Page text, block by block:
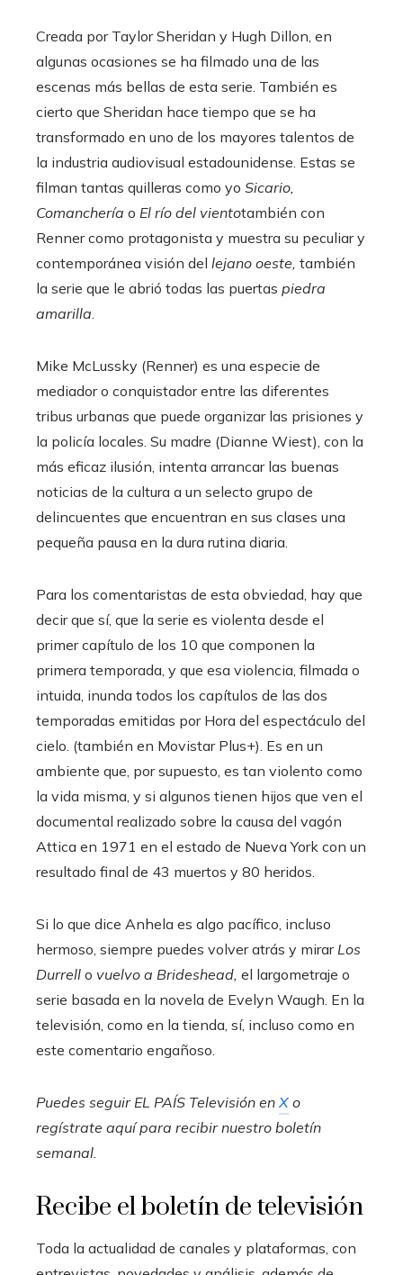
Creada por Taylor Sheridan y Hugh Dillon, en
algunas ocasiones se ha filmado una de las
escenas más bellas de esta serie. También es
cierto que Sheridan hace tiempo que se ha
transformado en uno de los mayores talentos de
la industria audiovisual estadounidense. Estas se
filman tantas quilleras como yo Sicario,
Comanchería o El río del vientotambién con
Renner como protagonista y muestra su peculiar y
contemporánea visión del lejano oeste, también
la serie que le abrió todas las puertas piedra
amarilla
Mike McLussky (Renner) es una especie de
mediador o conquistador entre las diferentes
tribus urbanas que puede organizar las prisiones y
la policía locales. Su madre (Dianne Wiest), con la
más eficaz ilusión, intenta arrancar las buenas
noticias de la cultura a un selecto grupo de
delincuentes que encuentran en sus clases una
pequeña pausa en la dura rutina diaria.
Para los comentaristas de esta obviedad, hay que
decir que sí, que la serie es violenta desde el
primer capítulo de los 10 que componen la
primera temporada, y que esa violencia, filmada o
intuida, inunda todos los capítulos de las dos
temporadas emitidas por Hora del espectáculo del
cielo. (también en Movistar Plus+). Es en un
ambiente que, por supuesto, es tan violento como
la vida misma, y ​​si algunos tienen hijos que ven el
documental realizado sobre la causa del vagón
Attica en 1971 en el estado de Nueva York con un
resultado final de 43 muertos y 80 heridos.
Si lo que dice Anhela es algo pacífico, incluso
hermoso, siempre puedes volver atrás y mirar Los
Durrell o vuelvo a Brideshead, el largometraje o
serie basada en la novela de Evelyn Waugh. En la
televisión, como en la tienda, sí, incluso como en
este comentario engañoso.
Puedes seguir EL PAÍS Televisión en X o
regístrate aquí para recibirnuestro boletín
semanal
Recibe el boletín de televisión
Toda la actualidad de canales y plataformas, con